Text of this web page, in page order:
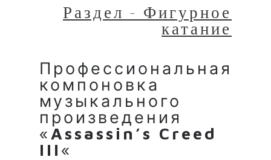
Раздел - Фигурное
катание
Профессиональная
компоновка
музыкального
произведения
« Assassin’s Creed
III «